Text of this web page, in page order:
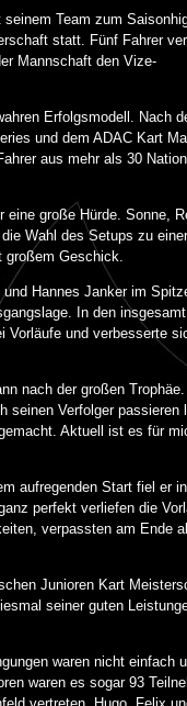
Team zum
statt. Fünf Fahrer
Mannschaft den Vize-
Erfolgsmodell. Nach
und dem ADAC Kart
aus mehr als 30
eine große Hürde. Sonne,
Wahl des Setups zu
großem Geschick.
Hannes Janker im
In den
Vorläufe und verbesserte
nach der großen
Verfolger
Aktuell ist es für
aufregenden Start fiel er
perfekt verliefen die
verpassten am
Junioren Kart
seiner guten
waren nicht
waren es sogar 93